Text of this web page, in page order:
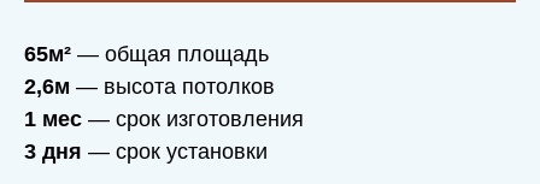
65м² — общая площадь
2,6м — высота потолков
1 мес — срок изготовления
3 дня — срок установки
ФУНДАМЕНТ —
ДРУЖБА,